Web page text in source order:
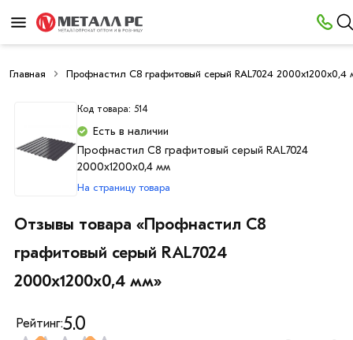
Главная Профнастил С8 графитовый серый RAL7024 2000х1200х0,4
Код товара: 514
Есть в наличии
Профнастил С8 графитовый серый RAL7024
2000х1200х0,4 мм
На страницу товара
Отзывы товара «Профнастил С8
графитовый серый RAL7024
2000х1200х0,4 мм»
Рейтинг:5.0